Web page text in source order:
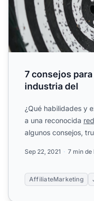
7 consejos
industria del
¿Qué habilidades y
a una reconocida
algunos consejos,
Sep 22, 2021 7 min de
AffiliateMarketing